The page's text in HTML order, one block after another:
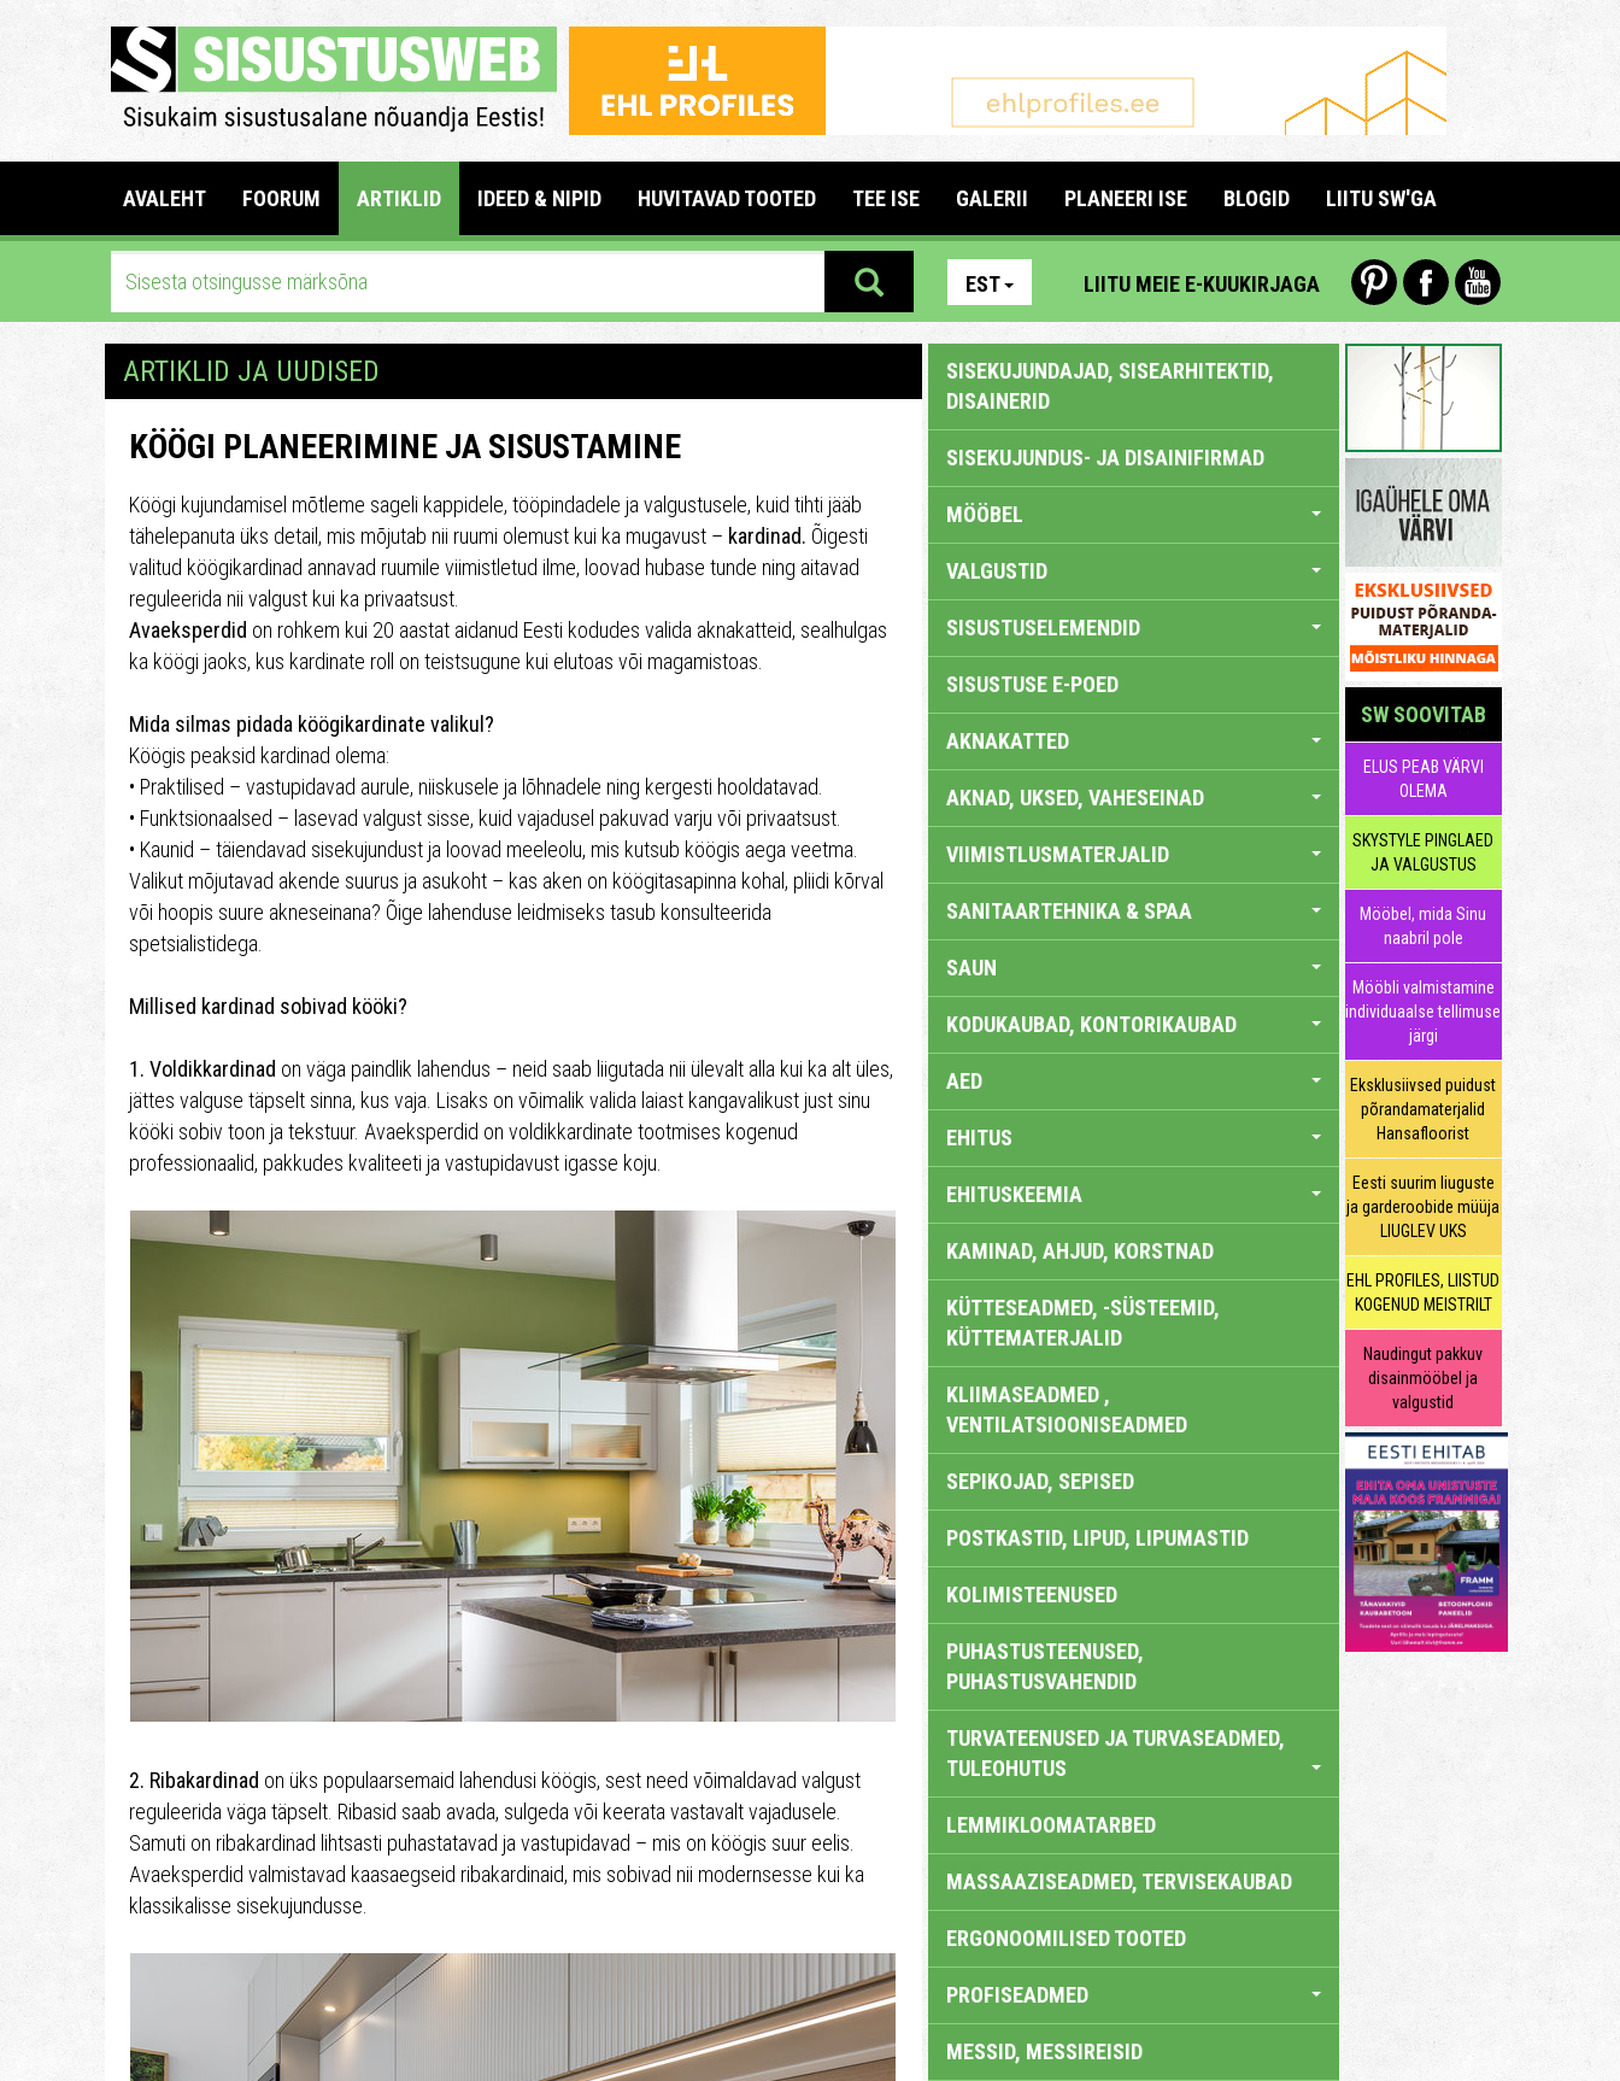
AVALEHT FOORUM ARTIKLID IDEED & NIPID HUVITAVAD TOOTED TEE ISE GALERII PLANEERI ISE BLOGID LIITU SW'GA
EST LIITU MEIE E-KUUKIRJAGA
ARTIKLID JA UUDISED
KÖÖGI PLANEERIMINE JA SISUSTAMINE
Köögi kujundamisel mõtleme sageli kappidele, tööpindadele ja valgustusele, kuid tihti jääb
tähelepanuta üks detail, mis mõjutab nii ruumi olemust kui ka mugavust – kardinad. Õigesti
valitud köögikardinad annavad ruumile viimistletud ilme, loovad hubase tunde ning aitavad
reguleerida nii valgust kui ka privaatsust.
Avaeksperdid on rohkem kui 20 aastat aidanud Eesti kodudes valida aknakatteid, sealhulgas
ka köögi jaoks, kus kardinate roll on teistsugune kui elutoas või magamistoas.
Mida silmas pidada köögikardinate valikul?
Köögis peaksid kardinad olema:
• Praktilised – vastupidavad aurule, niiskusele ja lõhnadele ning kergesti hooldatavad.
• Funktsionaalsed – lasevad valgust sisse, kuid vajadusel pakuvad varju või privaatsust.
• Kaunid – täiendavad sisekujundust ja loovad meeleolu, mis kutsub köögis aega veetma.
Valikut mõjutavad akende suurus ja asukoht – kas aken on köögitasapinna kohal, pliidi kõrval
või hoopis suure akneseinana? Õige lahenduse leidmiseks tasub konsulteerida
spetsialistidega.
Millised kardinad sobivad kööki?
1. Voldikkardinad on väga paindlik lahendus – neid saab liigutada nii ülevalt alla kui ka alt üles,
jättes valguse täpselt sinna, kus vaja. Lisaks on võimalik valida laiast kangavalikust just sinu
kööki sobiv toon ja tekstuur. Avaeksperdid on voldikkardinate tootmises kogenud
professionaalid, pakkudes kvaliteeti ja vastupidavust igasse koju.
2. Ribakardinad on üks populaarsemaid lahendusi köögis, sest need võimaldavad valgust
reguleerida väga täpselt. Ribasid saab avada, sulgeda või keerata vastavalt vajadusele.
Samuti on ribakardinad lihtsasti puhastatavad ja vastupidavad – mis on köögis suur eelis.
Avaeksperdid valmistavad kaasaegseid ribakardinaid, mis sobivad nii modernsesse kui ka
klassikalisse sisekujundusse.
SISEKUJUNDAJAD, SISEARHITEKTID,
DISAINERID
SISEKUJUNDUS- JA DISAINIFIRMAD
MÖÖBEL
VALGUSTID
SISUSTUSELEMENDID
SISUSTUSE E-POED
AKNAKATTED
AKNAD, UKSED, VAHESEINAD
VIIMISTLUSMATERJALID
SANITAARTEHNIKA & SPAA
SAUN
KODUKAUBAD, KONTORIKAUBAD
AED
EHITUS
EHITUSKEEMIA
KAMINAD, AHJUD, KORSTNAD
KÜTTESEADMED, -SÜSTEEMID,
KÜTTEMATERJALID
KLIIMASEADMED ,
VENTILATSIOONISEADMED
SEPIKOJAD, SEPISED
POSTKASTID, LIPUD, LIPUMASTID
KOLIMISTEENUSED
PUHASTUSTEENUSED,
PUHASTUSVAHENDID
TURVATEENUSED JA TURVASEADMED,
TULEOHUTUS
LEMMIKLOOMATARBED
MASSAAZISEADMED, TERVISEKAUBAD
ERGONOOMILISED TOOTED
PROFISEADMED
MESSID, MESSIREISID
SW SOOVITAB
ELUS PEAB VÄRVI
OLEMA
SKYSTYLE PINGLAED
JA VALGUSTUS
Mööbel, mida Sinu
naabril pole
Mööbli valmistamine
individuaalse tellimuse
järgi
Eksklusiivsed puidust
põrandamaterjalid
Hansafloorist
Eesti suurim liuguste
ja garderoobide müüja
LIUGLEV UKS
EHL PROFILES, LIISTUD
KOGENUD MEISTRILT
Naudingut pakkuv
disainmööbel ja
valgustid